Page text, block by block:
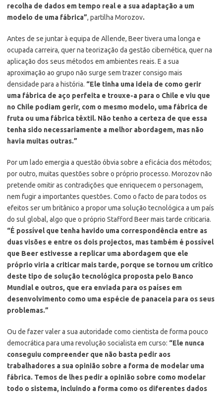
recolha de dados em tempo real e a sua adaptação a um
modelo de uma fábrica”, partilha Morozov.
Antes de se juntar à equipa de Allende, Beer tivera uma longa e
ocupada carreira, quer na teorização da gestão cibernética, quer na
aplicação dos seus métodos em ambientes reais. E a sua
aproximação ao grupo não surge sem trazer consigo mais
densidade para a história. “Ele tinha uma ideia de como gerir
uma fábrica de aço perfeita e trouxe-a para o Chile e viu que
no Chile podiam gerir, com o mesmo modelo, uma fábrica de
fruta ou uma fábrica têxtil. Não tenho a certeza de que essa
tenha sido necessariamente a melhor abordagem, mas não
havia muitas outras.”
Por um lado emergia a questão óbvia sobre a eficácia dos métodos;
por outro, muitas questões sobre o próprio processo. Morozov não
pretende omitir as contradições que enriquecem o personagem,
nem fugir a importantes questões. Como o facto de para todos os
efeitos ser um britânico a propor uma solução tecnológica a um país
do sul global, algo que o próprio Stafford Beer mais tarde criticaria.
“É possível que tenha havido uma correspondência entre as
duas visões e entre os dois projectos, mas também é possível
que Beer estivesse a replicar uma abordagem que ele
próprio viria a criticar mais tarde, porque se tornou um crítico
deste tipo de solução tecnológica proposta pelo Banco
Mundial e outros, que era enviada para os países em
desenvolvimento como uma espécie de panaceia para os seus
problemas.”
Ou de fazer valer a sua autoridade como cientista de forma pouco
democrática para uma revolução socialista em curso: “Ele nunca
conseguiu compreender que não basta pedir aos
trabalhadores a sua opinião sobre a forma de modelar uma
fábrica. Temos de lhes pedir a opinião sobre como modelar
todo o sistema, incluindo a forma como os diferentes dados